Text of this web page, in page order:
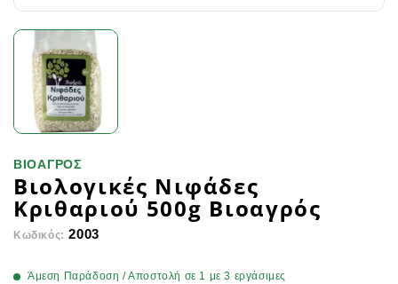
ΒΙΟΑΓΡΟΣ
Βιολογικές Νιφάδες
Κριθαριού 500g Βιοαγρός
Κωδικός: 2003
Άμεση Παράδοση / Αποστολή σε 1 με 3 εργάσιμες